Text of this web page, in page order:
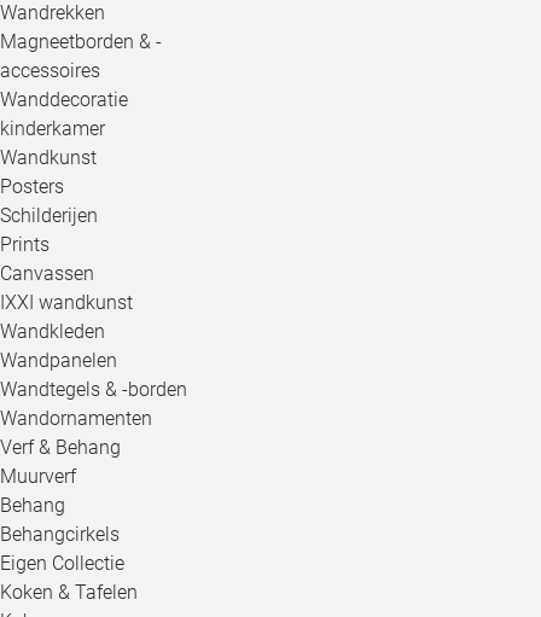
Wandrekken
Magneetborden & -
accessoires
Wanddecoratie
kinderkamer
Wandkunst
Posters
Schilderijen
Prints
Canvassen
IXXI wandkunst
Wandkleden
Wandpanelen
Wandtegels & -borden
Wandornamenten
Verf & Behang
Muurverf
Behang
Behangcirkels
Eigen Collectie
Koken & Tafelen